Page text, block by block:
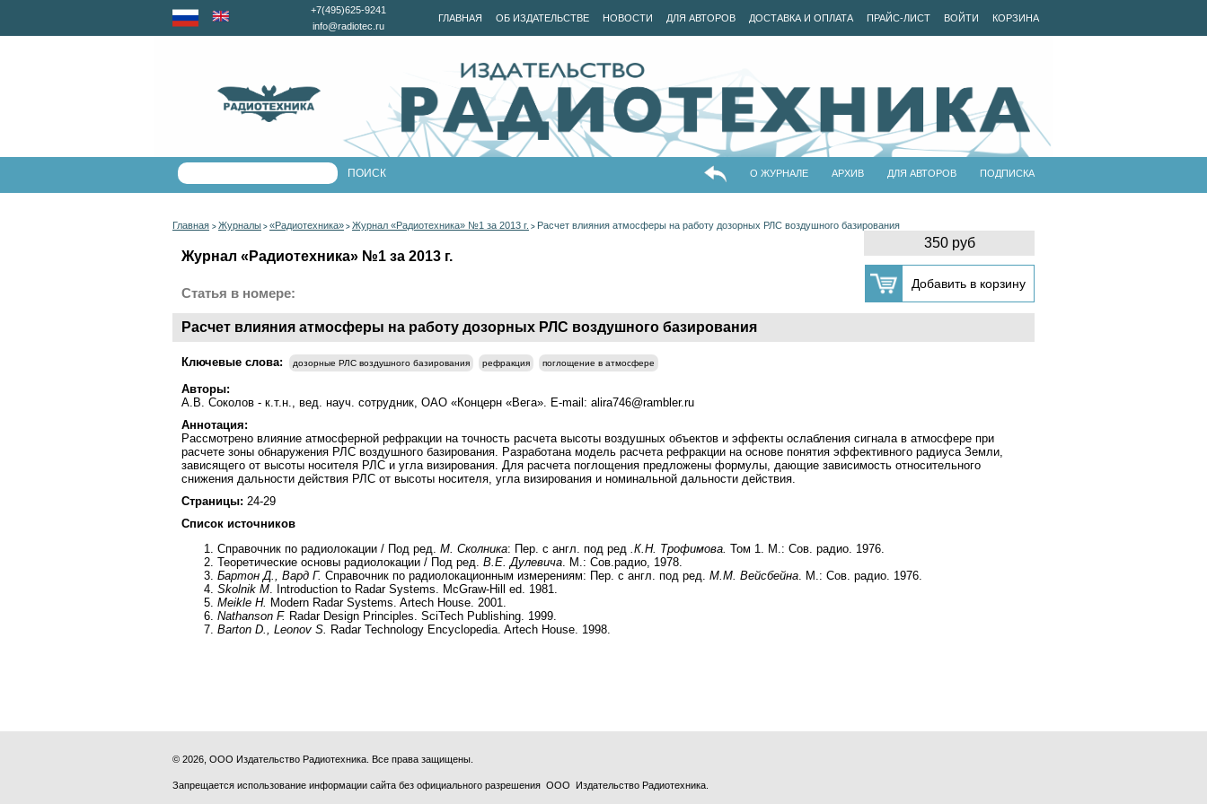
ГЛАВНАЯ ОБ ИЗДАТЕЛЬСТВЕ НОВОСТИ ДЛЯ АВТОРОВ ДОСТАВКА И ОПЛАТА ПРАЙС-ЛИСТ ВОЙТИ КОРЗИНА
+7(495)625-9241
info@radiotec.ru
О ЖУРНАЛЕ АРХИВ ДЛЯ АВТОРОВ ПОДПИСКА
Главная > Журналы > «Радиотехника» > Журнал «Радиотехника» №1 за 2013 г. > Расчет влияния атмосферы на работу дозорных РЛС воздушного базирования
350 руб
Журнал «Радиотехника» №1 за 2013 г.
Статья в номере:
Расчет влияния атмосферы на работу дозорных РЛС воздушного базирования
Ключевые слова: дозорные РЛС воздушного базирования рефракция поглощение в атмосфере
Авторы:
А.В. Соколов - к.т.н., вед. науч. сотрудник, ОАО «Концерн «Вега». E-mail: alira746@rambler.ru
Аннотация:
Рассмотрено влияние атмосферной рефракции на точность расчета высоты воздушных объектов и эффекты ослабления сигнала в атмосфере при
расчете зоны обнаружения РЛС воздушного базирования. Разработана модель расчета рефракции на основе понятия эффективного радиуса Земли,
зависящего от высоты носителя РЛС и угла визирования. Для расчета поглощения предложены формулы, дающие зависимость относительного
снижения дальности действия РЛС от высоты носителя, угла визирования и номинальной дальности действия.
Страницы: 24-29
Список источников
Справочник по радиолокации / Под ред. М. Сколника: Пер. с англ. под ред .К.Н. Трофимова. Том 1. М.: Сов. радио. 1976.
Теоретические основы радиолокации / Под ред. В.Е. Дулевича. М.: Сов.радио, 1978.
Бартон Д., Вард Г. Справочник по радиолокационным измерениям: Пер. с англ. под ред. М.М. Вейсбейна. М.: Сов. радио. 1976.
Skolnik M. Introduction to Radar Systems. McGraw-Hill ed. 1981.
Meikle H. Modern Radar Systems. Artech House. 2001.
Nathanson F. Radar Design Principles. SciTech Publishing. 1999.
Barton D., Leonov S. Radar Technology Encyclopedia. Artech House. 1998.
© 2026, ООО Издательство Радиотехника. Все права защищены.
Запрещается использование информации сайта без официального разрешения ООО Издательство Радиотехника.